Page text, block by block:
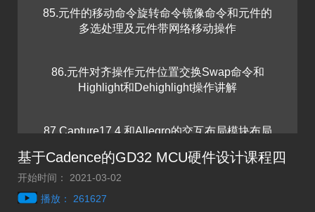
85.元件的移动命令旋转命令镜像命令和元件的
多选处理及元件带网络移动操作
86.元件对齐操作元件位置交换Swap命令和
Highlight和Dehighlight操作讲解
87.Capture17.4 和Allegro的交互布局模块布局
改和单个PAD的修改操作讲解
基于Cadence的GD32 MCU硬件设计课程四
开始时间： 2021-03-02
播放： 261627